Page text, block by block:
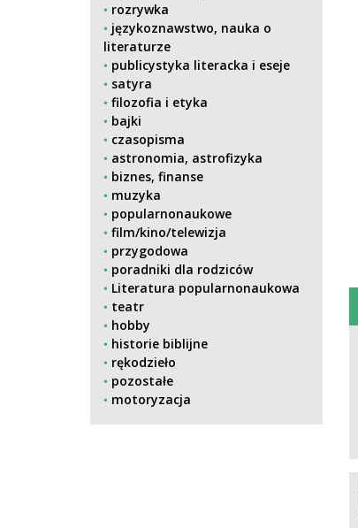
rozrywka
językoznawstwo, nauka o
literaturze
publicystyka literacka i eseje
satyra
filozofia i etyka
bajki
czasopisma
astronomia, astrofizyka
biznes, finanse
muzyka
popularnonaukowe
film/kino/telewizja
przygodowa
poradniki dla rodziców
Literatura popularnonaukowa
teatr
hobby
historie biblijne
rękodzieło
pozostałe
motoryzacja